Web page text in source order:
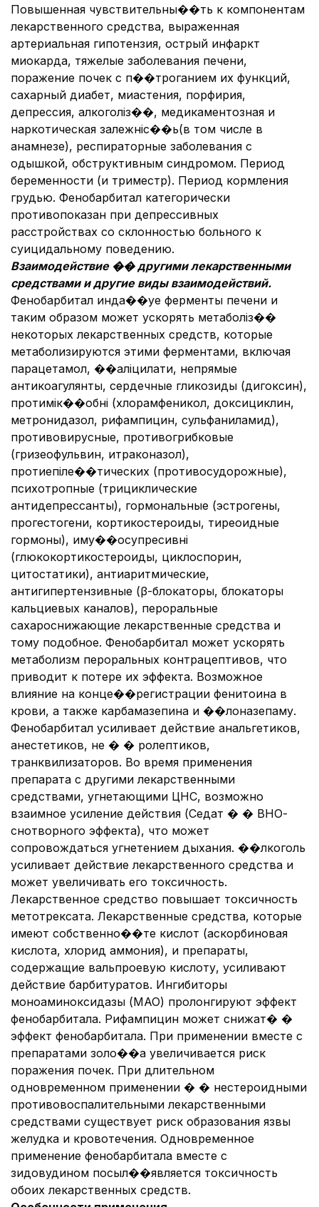
Повышенная чувствительны��ть к компонентам
лекарственного средства, выраженная
артериальная гипотензия, острый инфаркт
миокарда, тяжелые заболевания печени,
поражение почек с п��троганием их функций,
сахарный диабет, миастения, порфирия,
депрессия, алкоголіз��, медикаментозная и
наркотическая залежніс��ь(в том числе в
анамнезе), респираторные заболевания с
одышкой, обструктивным синдромом. Период
беременности (и триместр). Период кормления
грудью. Фенобарбитал категорически
противопоказан при депрессивных
расстройствах со склонностью больного к
суицидальному поведению.
Взаимодействие �� другими лекарственными
средствами и другие виды взаимодействий.
Фенобарбитал инда��уе ферменты печени и
таким образом может ускорять метаболіз��
некоторых лекарственных средств, которые
метаболизируются этими ферментами, включая
парацетамол, ��аліцилати, непрямые
антикоагулянты, сердечные гликозиды (дигоксин),
протимік��обні (хлорамфеникол, доксициклин,
метронидазол, рифампицин, сульфаниламид),
противовирусные, противогрибковые
(гризеофульвин, итраконазол),
протиепіле��тических (противосудорожные),
психотропные (трициклические
антидепрессанты), гормональные (эстрогены,
прогестогени, кортикостероиды, тиреоидные
гормоны), иму��осупресивні
(глюкокортикостероиды, циклоспорин,
цитостатики), антиаритмические,
антигипертензивные (β-блокаторы, блокаторы
кальциевых каналов), пероральные
сахароснижающие лекарственные средства и
тому подобное. Фенобарбитал может ускорять
метаболизм пероральных контрацептивов, что
приводит к потере их эффекта. Возможное
влияние на конце��регистрации фенитоина в
крови, а также карбамазепина и ��лоназепаму.
Фенобарбитал усиливает действие анальгетиков,
анестетиков, не � � ролептиков,
транквилизаторов. Во время применения
препарата с другими лекарственными
средствами, угнетающими ЦНС, возможно
взаимное усиление действия (Седат � � ВНО-
снотворного эффекта), что может
сопровождаться угнетением дыхания. ��лкоголь
усиливает действие лекарственного средства и
может увеличивать его токсичность.
Лекарственное средство повышает токсичность
метотрексата. Лекарственные средства, которые
имеют собственно��те кислот (аскорбиновая
кислота, хлорид аммония), и препараты,
содержащие вальпроевую кислоту, усиливают
действие барбитуратов. Ингибиторы
моноаминоксидазы (МАО) пролонгируют эффект
фенобарбитала. Рифампицин может снижат� �
эффект фенобарбитала. При применении вместе с
препаратами золо��а увеличивается риск
поражения почек. При длительном
одновременном применении � � нестероидными
противовоспалительными лекарственными
средствами существует риск образования язвы
желудка и кровотечения. Одновременное
применение фенобарбитала вместе с
зидовудином посыл��является токсичность
обоих лекарственных средств.